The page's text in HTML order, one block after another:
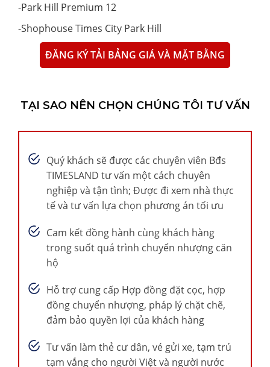
-Park Hill Premium 12
-Shophouse Times City Park Hill
ĐĂNG KÝ TẢI BẢNG GIÁ VÀ MẶT BẰNG
TẠI SAO NÊN CHỌN CHÚNG TÔI TƯ VẤN
Quý khách sẽ được các chuyên viên Bđs
TIMESLAND tư vấn một cách chuyên
nghiệp và tận tình; Được đi xem nhà thực
tế và tư vấn lựa chọn phương án tối ưu
Cam kết đồng hành cùng khách hàng
trong suốt quá trình chuyển nhượng căn
hộ
Hỗ trợ cung cấp Hợp đồng đặt cọc, hợp
đồng chuyển nhượng, pháp lý chặt chẽ,
đảm bảo quyền lợi của khách hàng
Tư vấn làm thẻ cư dân, vé gửi xe, tạm trú
tạm vắng cho người Việt và người nước